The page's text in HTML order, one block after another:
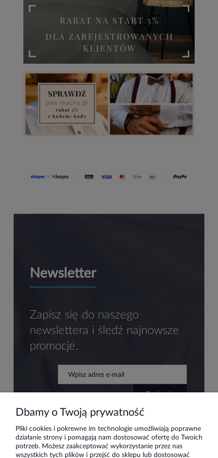
Newsletter
Zapisz się do naszego
newslettera i śledź najnowsze
promocje.
zapisz się
Pomoc
Dbamy o Twoją prywatność
Pliki cookies i pokrewne im technologie umożliwiają poprawne
działanie strony i pomagają nam dostosować ofertę do Twoich
potrzeb. Możesz zaakceptować wykorzystanie przez nas
wszystkich tych plików i przejść do sklepu lub dostosować